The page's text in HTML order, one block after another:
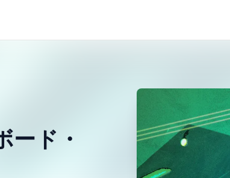
ード・